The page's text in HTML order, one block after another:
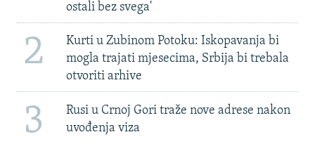
ostali bez svega'
2
Kurti u Zubinom Potoku: Iskopavanja bi
mogla trajati mjesecima, Srbija bi trebala
otvoriti arhive
3
Rusi u Crnoj Gori traže nove adrese nakon
uvođenja viza